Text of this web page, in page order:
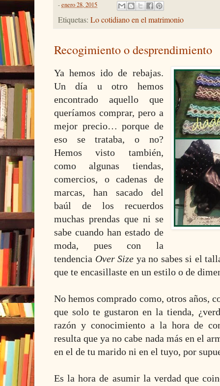
-enero 28, 2015
Etiquetas: Lo cotidiano en el matrimonio
Recogimiento o desprendimiento
Ya hemos ido de rebajas.
Un día u otro hemos
encontrado aquello que
queríamos comprar, pero a
mejor precio… porque de
eso se trataba, o no?
Hemos visto también,
como algunas tiendas,
comercios, o cadenas de
marcas, han sacado del
baúl de los recuerdos
muchas prendas que ni se
sabe cuando han estado de
moda, pues con la
tendencia Over Size ya no sabes si el
que te encasillaste en un estilo o de
No hemos comprado como, otros años,
que solo te gustaron en la tienda,
razón y conocimiento a la hora de
resulta que ya no cabe nada más en el
en el de tu marido ni en el tuyo, por
Es la hora de asumir la verdad que